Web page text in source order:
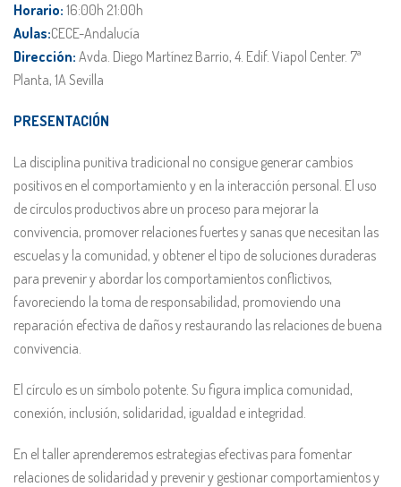
Horario: 16:00h 21:00h
Aulas:CECE-Andalucía
Dirección: Avda. Diego Martínez Barrio, 4. Edif. Viapol Center. 7ª
Planta, 1A Sevilla
PRESENTACIÓN
La disciplina punitiva tradicional no consigue generar cambios
positivos en el comportamiento y en la interacción personal. El uso
de círculos productivos abre un proceso para mejorar la
convivencia, promover relaciones fuertes y sanas que necesitan las
escuelas y la comunidad, y obtener el tipo de soluciones duraderas
para prevenir y abordar los comportamientos conflictivos,
favoreciendo la toma de responsabilidad, promoviendo una
reparación efectiva de daños y restaurando las relaciones de buena
convivencia.
El círculo es un símbolo potente. Su figura implica comunidad,
conexión, inclusión, solidaridad, igualdad e integridad.
En el taller aprenderemos estrategias efectivas para fomentar
relaciones de solidaridad y prevenir y gestionar comportamientos y